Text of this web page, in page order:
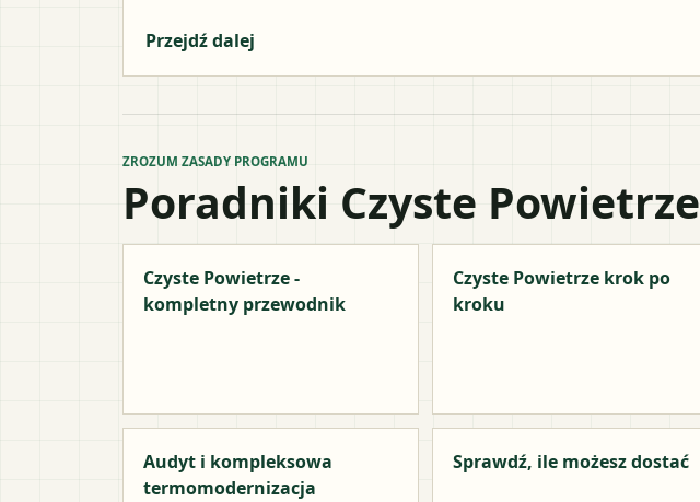
Przejdź dalej
ZROZUM ZASADY PROGRAMU
Poradniki Czyste Powietrze
Czyste Powietrze -
kompletny przewodnik
Czyste Powietrze krok po
kroku
Audyt i kompleksowa
termomodernizacja
Sprawdź, ile możesz dostać